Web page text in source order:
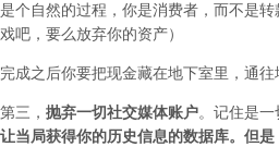
是个自然的过程，你是消费者，而不是
戏吧，要么放弃你的资产）
完成之后你要把现金藏在地下室里，通
第三， 抛弃一切社交媒体账户。记住是一
让当局获得你的历史信息的数据库。但